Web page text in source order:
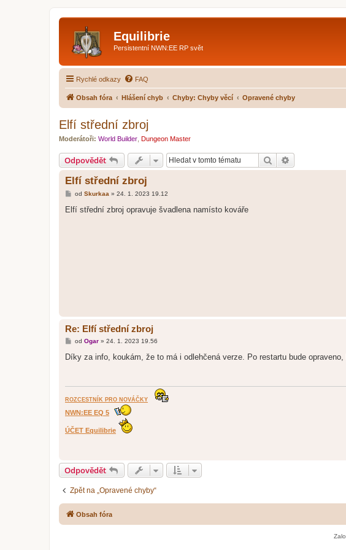
Equilibrie
Persistentní NWN:EE RP svět
Rychlé odkazy FAQ
Obsah fóra Hlášení chyb Chyby: Chyby věcí Opravené chyby
Elfí střední zbroj
Moderátoři: World Builder Dungeon Master
Odpovědět Hledat
Elfí střední zbroj
P
í
od Skurkaa » 24. 1. 2023 19.12
Elfí střední zbroj opravuje švadlena namísto kováře
Re: Elfí střední zbroj
P
í
k
od Ogar» 24. 1. 2023 19.56
Díky za info, koukám, že to má i odlehčená verze. Po restartu bude opraveno,
ROZCESTNÍK PRO NOVÁČKY
NWN:EE EQ 5
ÚČET Equilibrie
Odpovědět
Zpět na „Opravené chyby“
Obsah fóra